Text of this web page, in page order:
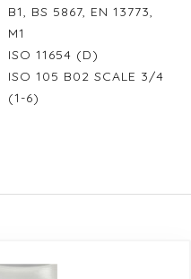
B1, BS 5867, EN 13773,
M1
ISO 11654 (D)
ISO 105 B02 SCALE 3/4
(1-6)